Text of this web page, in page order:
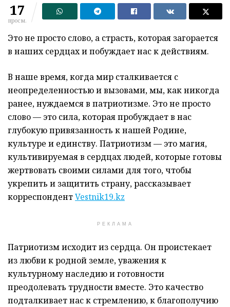
17
просм.
Это не просто слово, а страсть, которая загорается
в наших сердцах и побуждает нас к действиям.
В наше время, когда мир сталкивается с
неопределенностью и вызовами, мы, как никогда
ранее, нуждаемся в патриотизме. Это не просто
слово — это сила, которая пробуждает в нас
глубокую привязанность к нашей Родине,
культуре и единству. Патриотизм — это магия,
культивируемая в сердцах людей, которые готовы
жертвовать своими силами для того, чтобы
укрепить и защитить страну, рассказывает
корреспондентVestnik19.kz
РЕКЛАМА
Патриотизм исходит из сердца. Он проистекает
из любви к родной земле, уважения к
культурному наследию и готовности
преодолевать трудности вместе. Это качество
подталкивает нас к стремлению, к благополучию